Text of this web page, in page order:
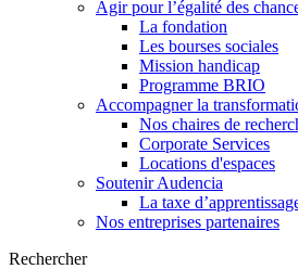
Agir pour l’égalité des
La fondation
Les bourses sociales
Mission handicap
Programme BRIO
Accompagner la
Nos chaires de
Corporate Services
Locations d'espaces
Soutenir Audencia
La taxe
Nos entreprises partenaires
Rechercher